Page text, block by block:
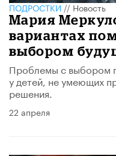
ПОДРОСТКИ//Новость
Мария
вариантах
выбором
​Проблемы с выбором
у детей, не умеющих
решения.
22 апреля